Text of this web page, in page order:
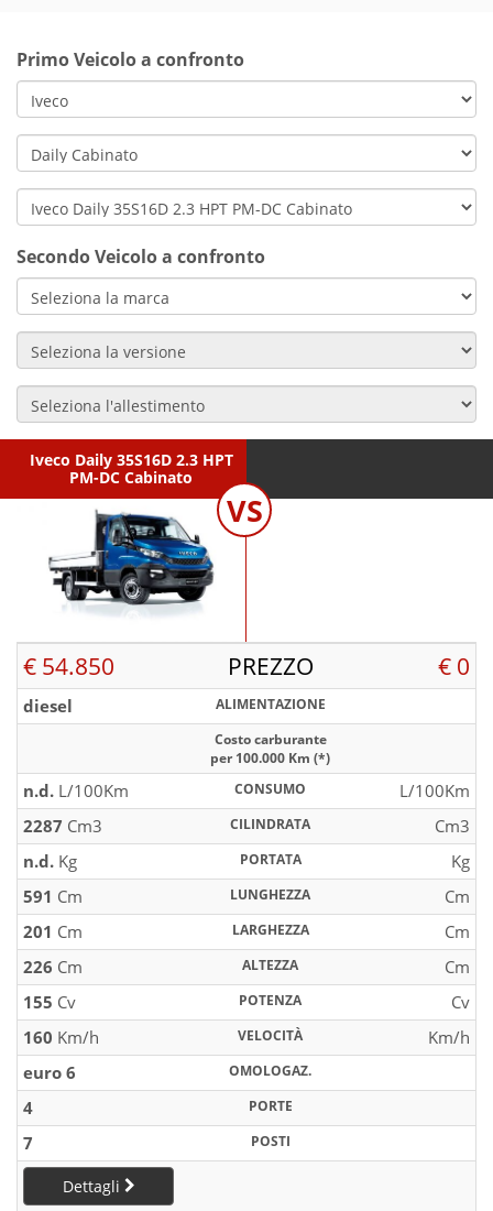
Primo Veicolo a confronto
Secondo Veicolo a confronto
Iveco Daily 35S16D 2.3 HPT
PM-DC Cabinato
VS
€ 54.850 PREZZO € 0
diesel
ALIMENTAZIONE
Costo carburante
per 100.000 Km (*)
n.d. L/100Km CONSUMO
L/100Km
2287 Cm3 CILINDRATA
Cm3
n.d. Kg PORTATA
Kg
591 Cm LUNGHEZZA
Cm
201 Cm LARGHEZZA
Cm
226 Cm ALTEZZA
Cm
155 Cv POTENZA
Cv
160 Km/h VELOCITÀ
Km/h
euro 6
OMOLOGAZ.
4 PORTE
7 POSTI
Dettagli